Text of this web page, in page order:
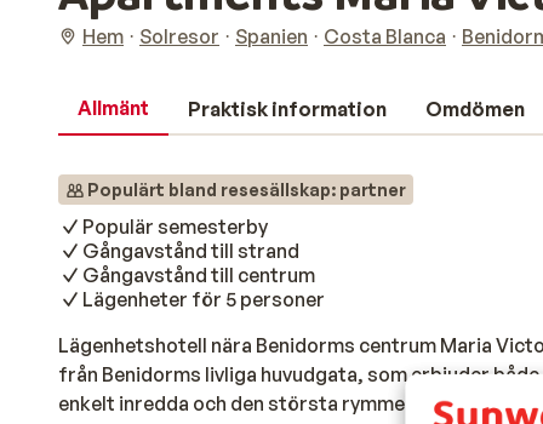
Hem Solresor Spanien Costa Blanca
Allmänt Praktisk information Omdömen
Populärt bland resesällskap: partner
Populär semesterby
Gångavstånd till strand
Gångavstånd till centrum
Lägenheter för 5 personer
Lägenhetshotell nära Benidorms centrum Maria
från Benidorms livliga huvudgata, som erbjuder
enkelt inredda och den största rymmer 5 personer.